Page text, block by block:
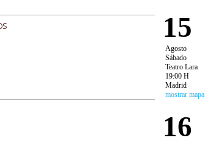
15
Agosto
Sábado
Teatro Lara
19:00 H
Madrid
mostrar mapa
16